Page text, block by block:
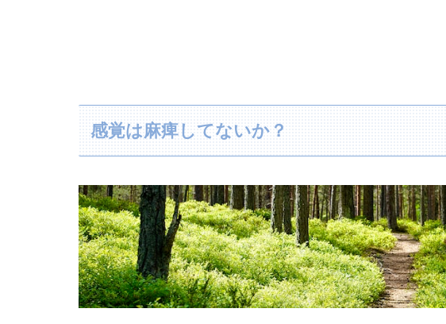
感覚は麻痺してないか？